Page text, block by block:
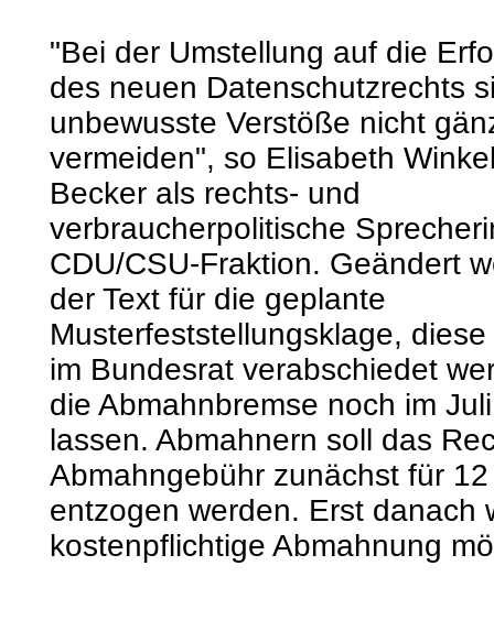
"Bei der Umstellung auf die
des neuen Datenschutzrechts
unbewusste Verstöße nicht
vermeiden", so Elisabeth
Becker als rechts- und
verbraucherpolitische
CDU/CSU-Fraktion. Geändert
der Text für die geplante
Musterfeststellungsklage,
im Bundesrat verabschiedet
die Abmahnbremse noch im
lassen. Abmahnern soll das
Abmahngebühr zunächst für
entzogen werden. Erst danach
kostenpflichtige Abmahnung